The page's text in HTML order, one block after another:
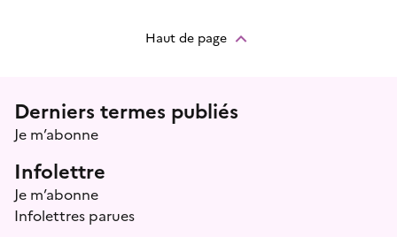
Haut de page
Menu prefooter
Derniers termes publiés
Je m’abonne
Infolettre
Je m’abonne
Infolettres parues